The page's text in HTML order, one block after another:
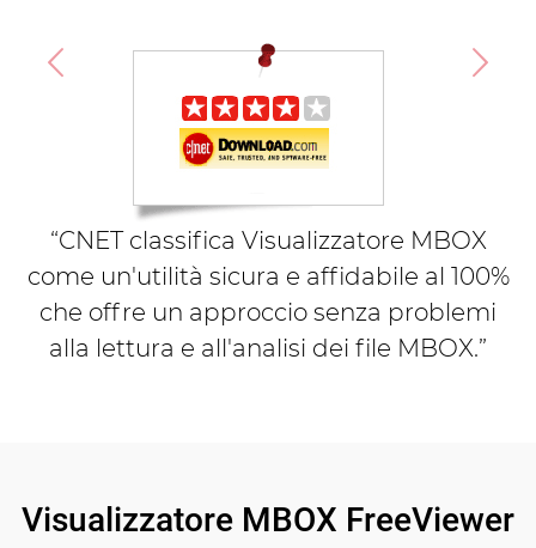
“CNET classifica Visualizzatore MBOX
come un'utilità sicura e affidabile al 100%
che offre un approccio senza problemi
alla lettura e all'analisi dei file MBOX.”
Visualizzatore MBOX FreeViewer